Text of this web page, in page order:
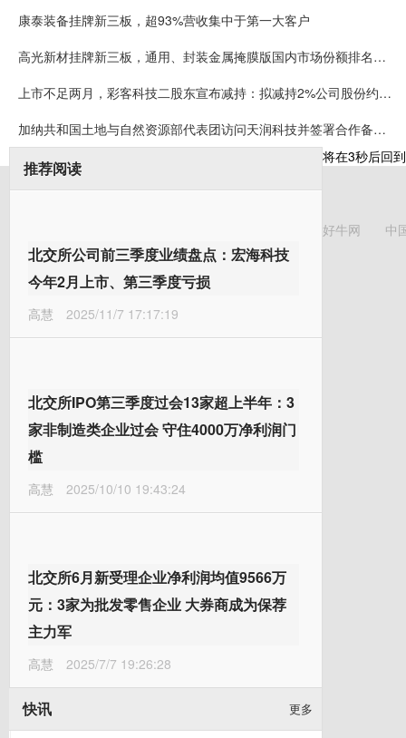
康泰装备挂牌新三板，超93%营收集中于第一大客户
高光新材挂牌新三板，通用、封装金属掩膜版国内市场份额排名第一
上市不足两月，彩客科技二股东宣布减持：拟减持2%公司股份约可套现5008万元
加纳共和国土地与自然资源部代表团访问天润科技并签署合作备忘录
推荐阅读
北交所公司前三季度业绩盘点：宏海科技
今年2月上市、第三季度亏损
高慧 2025/11/7 17:17:19
北交所IPO第三季度过会13家超上半年：3
家非制造类企业过会 守住4000万净利润门
槛
高慧 2025/10/10 19:43:24
北交所6月新受理企业净利润均值9566万
元：3家为批发零售企业 大券商成为保荐
主力军
高慧 2025/7/7 19:26:28
快讯 更多
将在3秒后回
好牛网 中